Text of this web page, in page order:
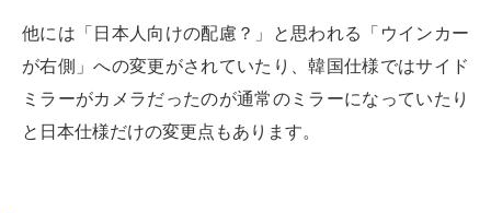
他には「日本人向けの配慮？」と思われる「ウインカー
が右側」への変更がされていたり、韓国仕様ではサイド
ミラーがカメラだったのが通常のミラーになっていたり
と日本仕様だけの変更点もあります。